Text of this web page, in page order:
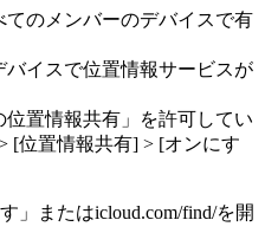
てのメンバーのデバイスで有
イスで位置情報サービスが
置情報共有」を許可してい
[位置情報共有] > [オンにす
」またはicloud.com/find/を開